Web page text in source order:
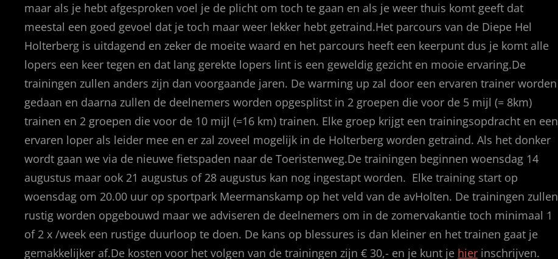
maar als je hebt afgesproken voel je de plicht om toch te gaan en als je weer thuis komt geeft dat
meestal een goed gevoel dat je toch maar weer lekker hebt getraind.Het parcours van de Diepe Hel
Holterberg is uitdagend en zeker de moeite waard en het parcours heeft een keerpunt dus je komt alle
lopers een keer tegen en dat lang gerekte lopers lint is een geweldig gezicht en mooie ervaring.De
trainingen zullen anders zijn dan voorgaande jaren. De warming up zal door een ervaren trainer worden
gedaan en daarna zullen de deelnemers worden opgesplitst in 2 groepen die voor de 5 mijl (= 8km)
trainen en 2 groepen die voor de 10 mijl (=16 km) trainen. Elke groep krijgt een trainingsopdracht en een
ervaren loper als leider mee en er zal zoveel mogelijk in de Holterberg worden getraind. Als het donker
wordt gaan we via de nieuwe fietspaden naar de Toeristenweg.De trainingen beginnen woensdag 14
augustus maar ook 21 augustus of 28 augustus kan nog ingestapt worden. Elke training start op
woensdag om 20.00 uur op sportpark Meermanskamp op het veld van de avHolten. De trainingen zullen
rustig worden opgebouwd maar we adviseren de deelnemers om in de zomervakantie toch minimaal 1
of 2 x /week een rustige duurloop te doen. De kans op blessures is dan kleiner en het trainen gaat je
gemakkelijker af.De kosten voor het volgen van de trainingen zijn € 30,- en je kunt je hier inschrijven.